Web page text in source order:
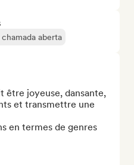
aberta
être joyeuse, dansante,
et transmettre une
en termes de genres